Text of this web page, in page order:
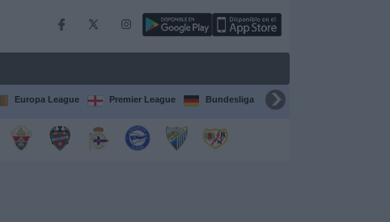
Europa League Premier League Bundesliga Supercopa de España